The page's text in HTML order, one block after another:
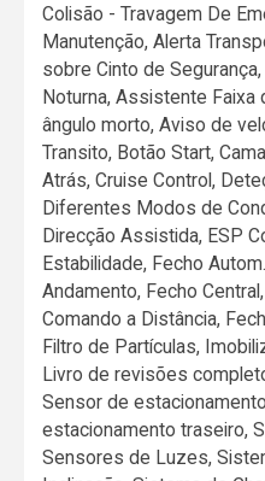
Colisão - Travagem De
Manutenção, Alerta
sobre Cinto de
Noturna, Assistente Faixa
ângulo morto, Aviso de
Transito, Botão Start,
Atrás, Cruise Control,
Diferentes Modos de
Direcção Assistida, ESP
Estabilidade, Fecho
Andamento, Fecho
Comando a Distância,
Filtro de Partículas,
Livro de revisões
Sensor de
estacionamento traseiro,
Sensores de Luzes,